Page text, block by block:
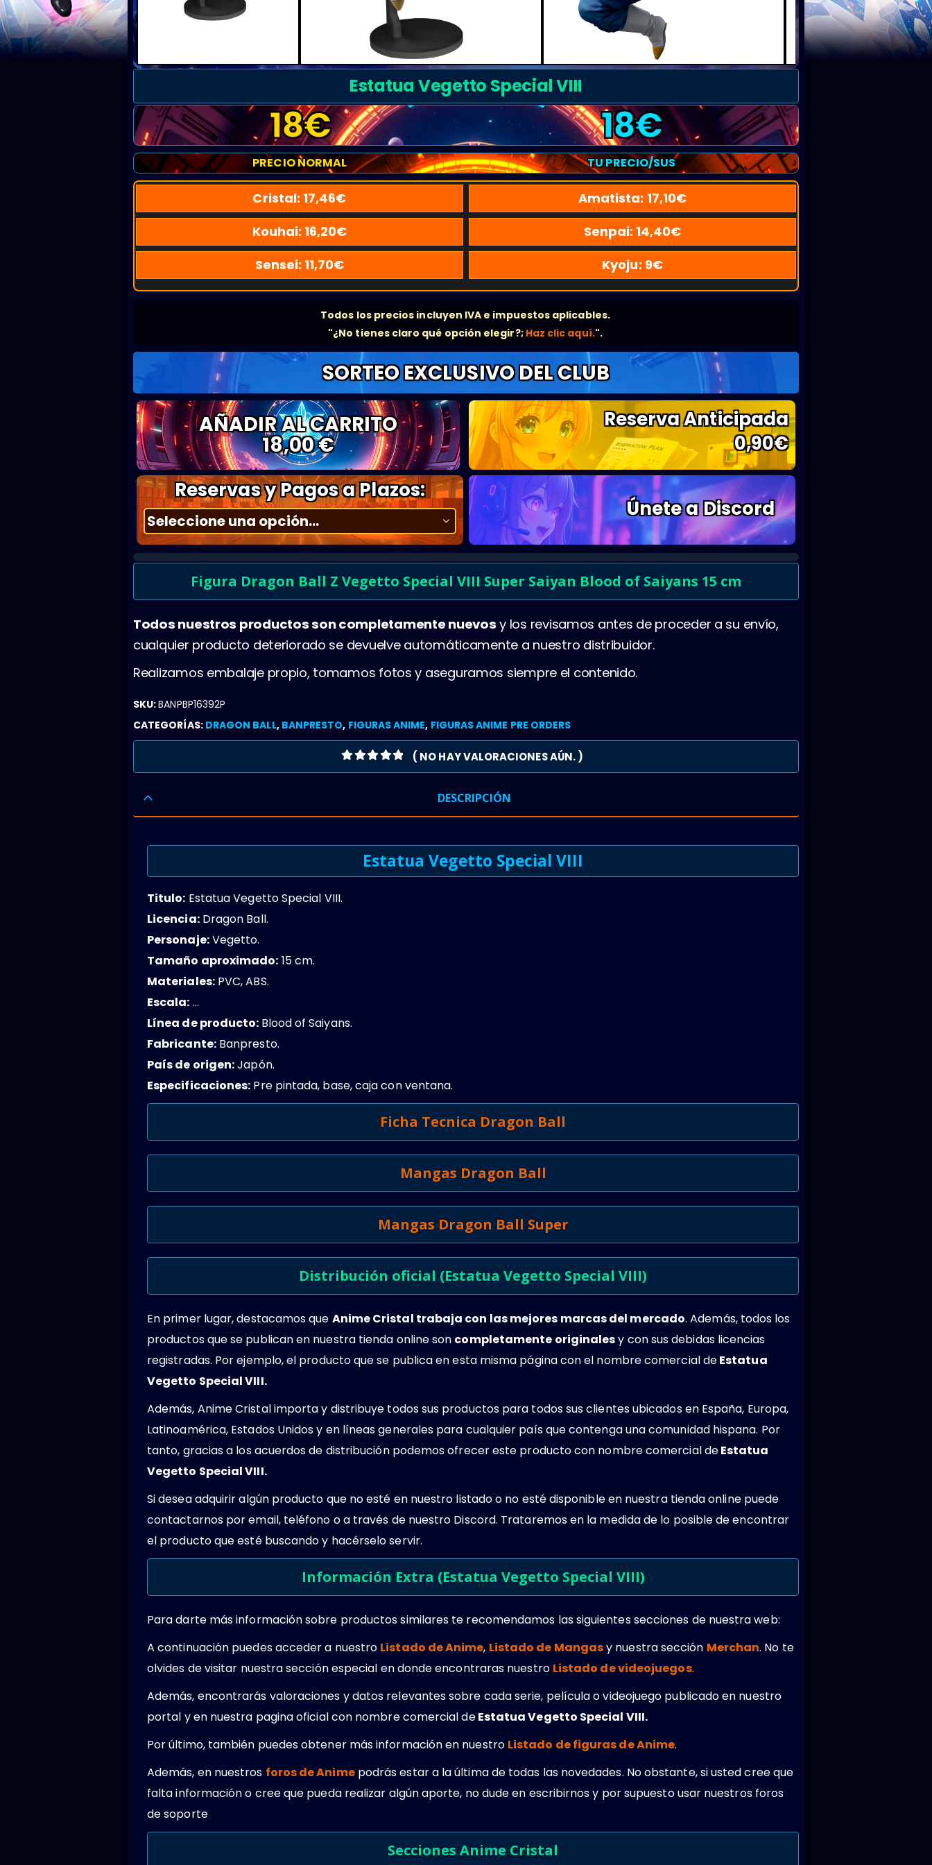
Estatua Vegetto Special VIII
18€ 18€
PRECIO NORMAL TU PRECIO/SUS
Cristal: 17,46€ Amatista: 17,10€
Kouhai: 16,20€ Senpai: 14,40€
Sensei: 11,70€ Kyoju: 9€
Todos los precios incluyen IVA e impuestos aplicables.
"¿No tienes claro qué opción elegir?; Haz clic aquí.".
SORTEO EXCLUSIVO DEL CLUB
AÑADIR AL CARRITO
18,00 €
Reserva Anticipada
0,90€
Reservas y Pagos a Plazos:
Únete a Discord
Figura Dragon Ball Z Vegetto Special VIII Super Saiyan Blood of Saiyans 15 cm
Todos nuestros productos son completamente nuevosy los revisamos antes de proceder a su envío,
cualquier producto deteriorado se devuelve automáticamente a nuestro distribuidor.
Realizamos embalaje propio, tomamos fotos y aseguramos siempre el contenido.
SKU:BANPBP16392P
CATEGORÍAS: DRAGON BALL, BANPRESTO, FIGURAS ANIME, FIGURAS ANIME PRE ORDERS
0OUT OF 5
( NO HAY VALORACIONES AÚN. )
DESCRIPCIÓN
Estatua Vegetto Special VIII
Titulo: Estatua Vegetto Special VIII.
Licencia:Dragon Ball.
Personaje:Vegetto.
Tamaño aproximado: 15 cm.
Materiales:PVC, ABS.
Escala: …
Línea de producto: Blood of Saiyans.
Fabricante:Banpresto.
País de origen:Japón.
Especificaciones: Pre pintada, base, caja con ventana.
Ficha Tecnica Dragon Ball
Mangas Dragon Ball
Mangas Dragon Ball Super
Distribución oficial (Estatua Vegetto Special VIII)
En primer lugar, destacamos que Anime Cristal trabaja con las mejores marcas del mercado. Además, todos los
productos que se publican en nuestra tienda online son completamente originalesy con sus debidas licencias
registradas. Por ejemplo, el producto que se publica en esta misma página con el nombre comercial deEstatua
Vegetto Special VIII.
Además, Anime Cristal importa y distribuye todos sus productos para todos sus clientes ubicados en España, Europa,
Latinoamérica, Estados Unidos y en líneas generales para cualquier país que contenga una comunidad hispana. Por
tanto, gracias a los acuerdos de distribución podemos ofrecer este producto con nombre comercial deEstatua
Vegetto Special VIII.
Si desea adquirir algún producto que no esté en nuestro listado o no esté disponible en nuestra tienda online puede
contactarnos por email, teléfono o a través de nuestro Discord. Trataremos en la medida de lo posible de encontrar
el producto que esté buscando y hacérselo servir.
Información Extra (Estatua Vegetto Special VIII)
Para darte más información sobre productos similares te recomendamos las siguientes secciones de nuestra web:
A continuación puedes acceder a nuestro Listado de Anime, Listado de Mangasy nuestra sección Merchan. No te
olvides de visitar nuestra sección especial en donde encontraras nuestro Listado de videojuegos.
Además, encontrarás valoraciones y datos relevantes sobre cada serie, película o videojuego publicado en nuestro
portal y en nuestra pagina oficial con nombre comercial deEstatua Vegetto Special VIII.
Por último, también puedes obtener más información en nuestro Listado de figuras de Anime.
Además, en nuestros foros de Animepodrás estar a la última de todas las novedades. No obstante, si usted cree que
falta información o cree que pueda realizar algún aporte, no dude en escribirnos y por supuesto usar nuestros foros
de soporte
Secciones Anime Cristal